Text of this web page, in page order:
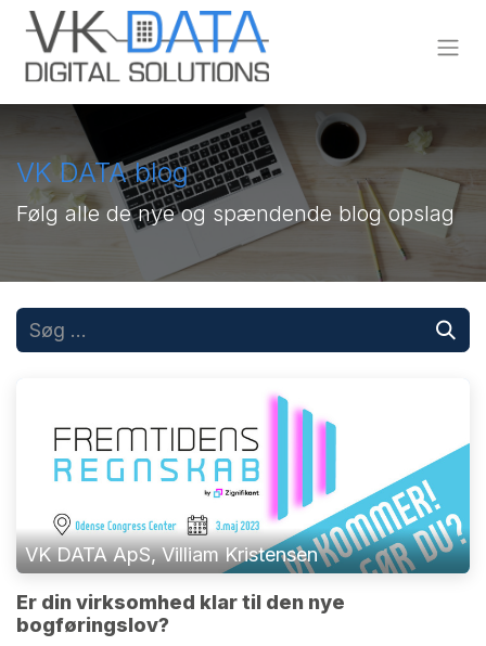
Skip to Content
VK DATA blog
Følg alle de nye og spændende blog opslag
VK DATA ApS, Villiam Kristensen
Er din virksomhed klar til den nye
bogføringslov?